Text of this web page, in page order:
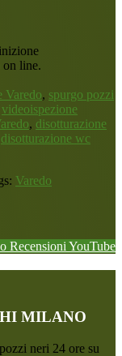
on line.
Varedo, spurgo pozzi
videoispezione
, disotturazione
disotturazione wc
Varedo
Recensioni YouTube
MILANO
neri 24 ore su